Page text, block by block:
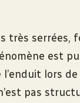
très serrées,
est
lors de
pas